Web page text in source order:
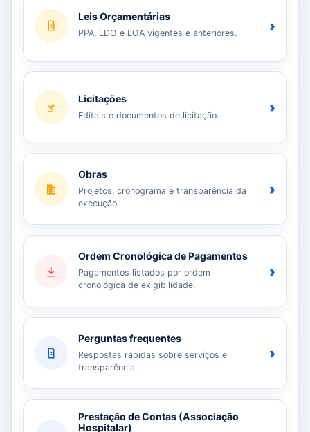
Leis Orçamentárias
PPA, LDO e LOA vigentes e anteriores. ›
Licitações
Editais e documentos de licitação. ›
Obras
Projetos, cronograma e transparência da
execução.
›
Ordem Cronológica de Pagamentos
Pagamentos listados por ordem
cronológica de exigibilidade.
›
Perguntas frequentes
Respostas rápidas sobre serviços e
transparência.
›
Prestação de Contas (Associação
Hospitalar)